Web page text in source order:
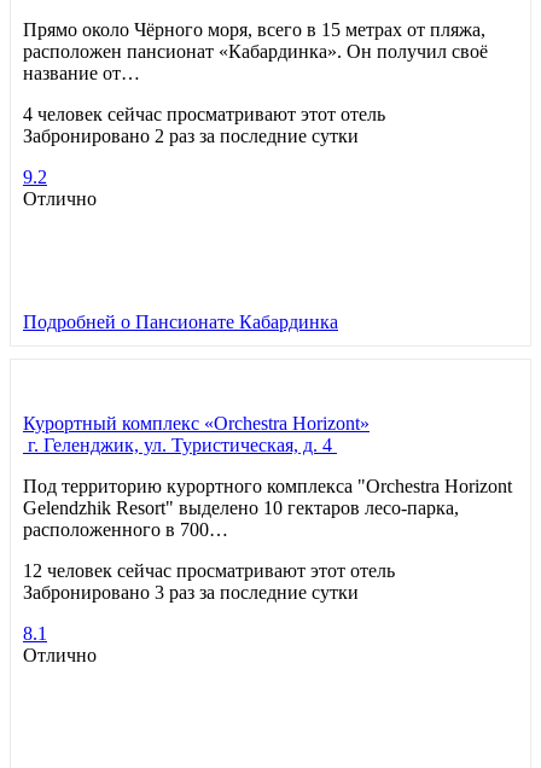
Прямо около Чёрного моря, всего в 15 метрах от пляжа,
расположен пансионат «Кабардинка». Он получил своё
название от…
4 человек сейчас просматривают этот отель
Забронировано 2 раз за последние сутки
9.2
Отлично
Подробней о Пансионате Кабардинка
Курортный комплекс «Orchestra Horizont»
г. Геленджик, ул. Туристическая, д. 4
Под территорию курортного комплекса "Orchestra Horizont
Gelendzhik Resort" выделено 10 гектаров лесо-парка,
расположенного в 700…
12 человек сейчас просматривают этот отель
Забронировано 3 раз за последние сутки
8.1
Отлично